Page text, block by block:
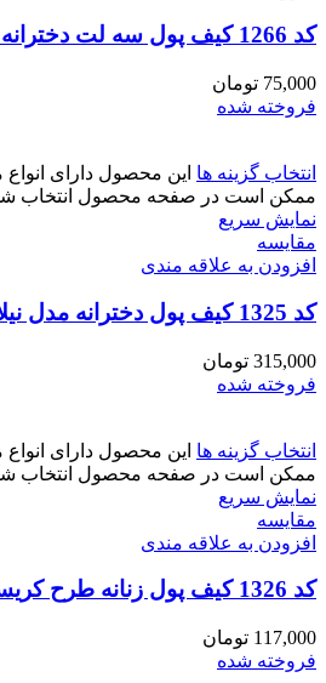
کد 1266 کیف پول سه لت دخترانه کوچک فوراور
75,000 تومان
فروخته شده
انتخاب گزینه ها این محصول دارای
ممکن است در صفحه محصول انتخاب
نمایش سریع
مقايسه
افزودن به علاقه مندی
کد 1325 کیف پول دخترانه مدل نیلا
315,000 تومان
فروخته شده
انتخاب گزینه ها این محصول دارای
ممکن است در صفحه محصول انتخاب
نمایش سریع
مقايسه
افزودن به علاقه مندی
کد 1326 کیف پول زنانه طرح کریستین دیور
117,000 تومان
فروخته شده